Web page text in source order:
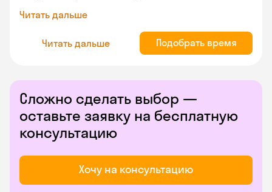
Читать дальше
Читать дальше Подобрать время
Сложно сделать выбор —
оставьте заявку на бесплатную
консультацию
Хочу на консультацию